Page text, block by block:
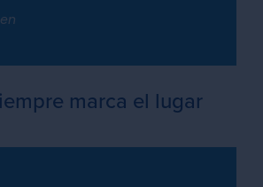
marca el lugar